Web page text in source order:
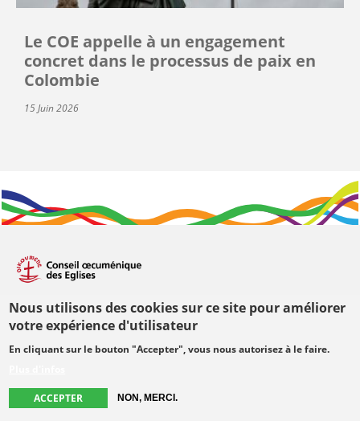
Nous utilisons des cookies sur ce site pour améliorer
votre expérience d'utilisateur
En cliquant sur le bouton "Accepter", vous nous autorisez à le faire.
ACCEPTER NON, MERCI.
Le COE appelle à un engagement
concret dans le processus de paix en
Colombie
15 Juin 2026
Visiter le COE
Centre œcuménique
Chemin du Pommier 42
CH-1218 Le Grand-Saconnex, Switzerland